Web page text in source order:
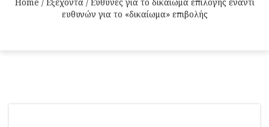
ευθυνών για το «δικαίωμα» επιβολής